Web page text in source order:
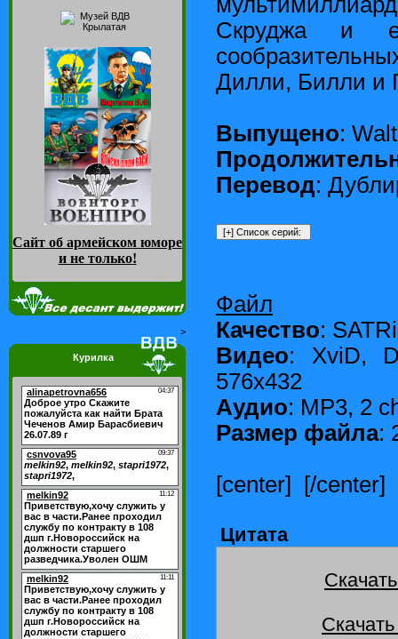
Сайт об армейском юморе
и не только!
>
Курилка
Скруджа и
Дилли, Билли и
Выпущено:
Перевод:
Файл
Качество:
Видео: XviD,
576x432
Аудио: MP3, 2
Размер файла:
[center] [/center]
Цитата